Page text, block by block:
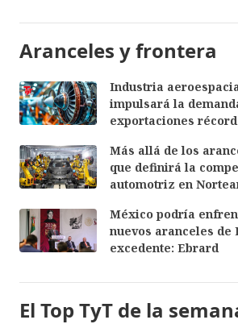
Aranceles y frontera
Industria
impulsará la
exportaciones récord
Más allá de los
que definirá la
automotriz en
México podría
nuevos aranceles de
excedente: Ebrard
El Top TyT de la